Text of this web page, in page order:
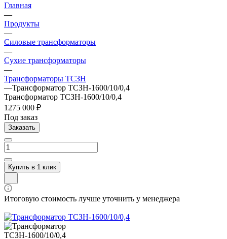
Главная
—
Продукты
—
Силовые трансформаторы
—
Сухие трансформаторы
—
Трансформаторы ТСЗН
—Трансформатор ТСЗН-1600/10/0,4
Трансформатор ТСЗН-1600/10/0,4
1275 000 ₽
Под заказ
Заказать
Купить в 1 клик
Итоговую стоимость лучше уточнить у менеджера